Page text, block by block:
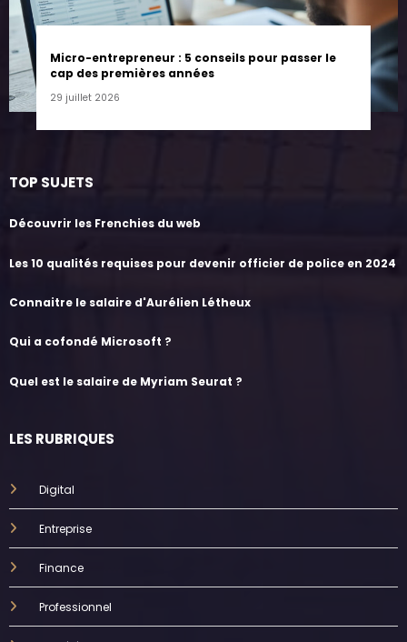
Micro-entrepreneur : 5 conseils pour passer le
cap des premières années
29 juillet 2026
TOP SUJETS
Découvrir les Frenchies du web
Les 10 qualités requises pour devenir officier de police en 2024
Connaitre le salaire d'Aurélien Létheux
Qui a cofondé Microsoft ?
Quel est le salaire de Myriam Seurat ?
LES RUBRIQUES
Digital
Entreprise
Finance
Professionnel